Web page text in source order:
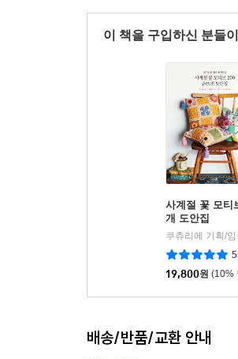
이 책을 구입하신 분들
사계절 꽃 모티
개 도안집
19,800원 (10%
배송/반품/교환 안내